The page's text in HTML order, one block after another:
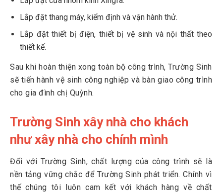
Lắp đặt thang máy, kiểm định và vận hành thử.
Lắp đặt thiết bị điện, thiết bị vệ sinh và nội thất theo
thiết kế.
Sau khi hoàn thiện xong toàn bộ công trình, Trường Sinh
sẽ tiến hành vệ sinh công nghiệp và bàn giao công trình
cho gia đình chị Quỳnh.
Trường Sinh xây nhà cho khách
như xây nhà cho chính mình
Đối với Trường Sinh, chất lượng của công trình sẽ là
nền tảng vững chắc để Trường Sinh phát triển. Chính vì
thế chúng tôi luôn cam kết với khách hàng về chất